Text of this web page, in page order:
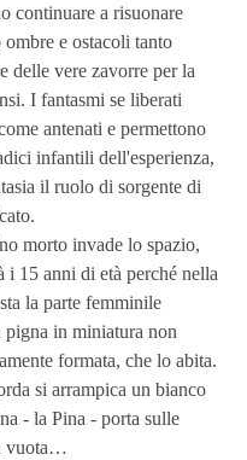
continuare a risuonare
ombre e ostacoli tanto
delle vere zavorre per la
I fantasmi se liberati
antenati e permettono
infantili dell'esperienza,
il ruolo di sorgente di
morto invade lo spazio,
i 15 anni di età perché nella
la parte femminile
pigna in miniatura non
formata, che lo abita.
si arrampica un bianco
- la Pina - porta sulle
vuota…